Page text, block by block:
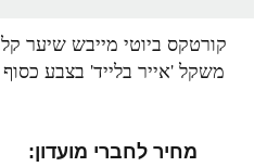
קורטקס ביוטי מייבש שיער קל
משקל 'אייר בלייד' בצבע כסוף
מחיר לחברי מועדון: